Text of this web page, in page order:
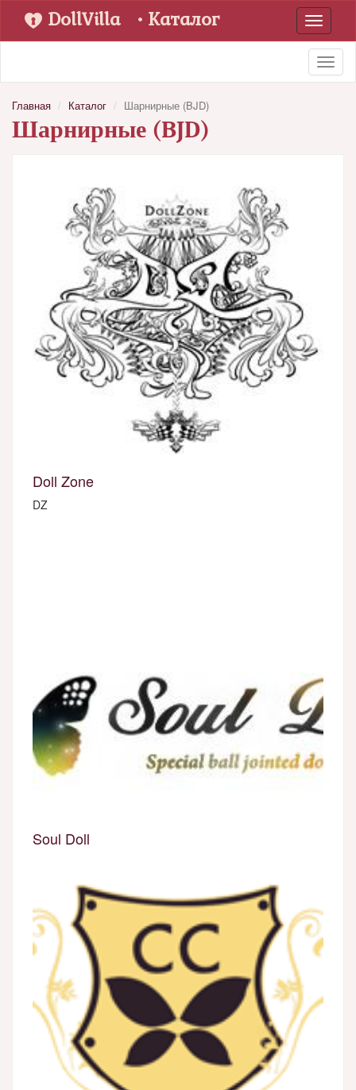
Toggle
DollVilla • Каталог
Главная Каталог Шарнирные (BJD)
Шарнирные (BJD)
Doll Zone
DZ
Soul Doll